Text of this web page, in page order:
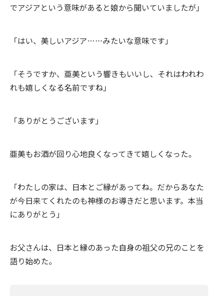
でアジアという意味があると娘から聞いていましたが」
「はい、美しいアジア……みたいな意味です」
「そうですか、亜美という響きもいいし、それはわれわ
れも嬉しくなる名前ですね」
「ありがとうございます」
亜美もお酒が回り心地良くなってきて嬉しくなった。
「わたしの家は、日本とご縁があってね。だからあなた
が今日来てくれたのも神様のお導きだと思います。本当
にありがとう」
お父さんは、日本と縁のあった自身の祖父の兄のことを
語り始めた。